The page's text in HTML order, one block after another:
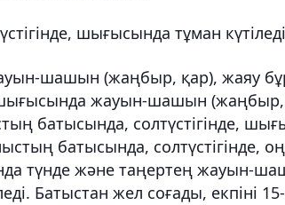
шығысында тұман
шашын (жаңбыр, қар), жаяу
шығысында жауын-шашын
батысында, солтүстігінде,
батысында, солтүстігінде,
түнде және таңертең жауын-
Батыстан жел соғады, екпіні